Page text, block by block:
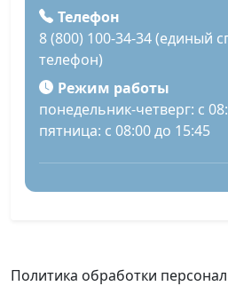
Телефон
8 (800) 100-34-34 (единый
телефон)
Режим работы
понедельник-четверг: с
пятница: с 08:00 до 15:45
Политика обработки